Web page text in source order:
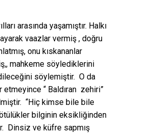
arasında yaşamıştır. Halkı
vaazlar vermiş , doğru
onu kıskananlar
mahkeme söylediklerini
söylemiştir. O da
“ Baldıran zehiri”
“Hiç kimse bile bile
bilginin eksikliğinden
Dinsiz ve küfre sapmış